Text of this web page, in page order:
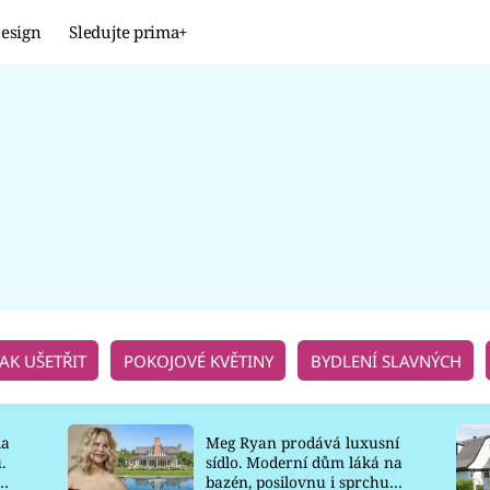
Sledujte prima+
UŠETŘIT POKOJOVÉ KVĚTINY BYDLENÍ SLAVNÝCH
Meg Ryan prodává luxusní
sídlo. Moderní dům láká na
bazén, posilovnu i sprchu